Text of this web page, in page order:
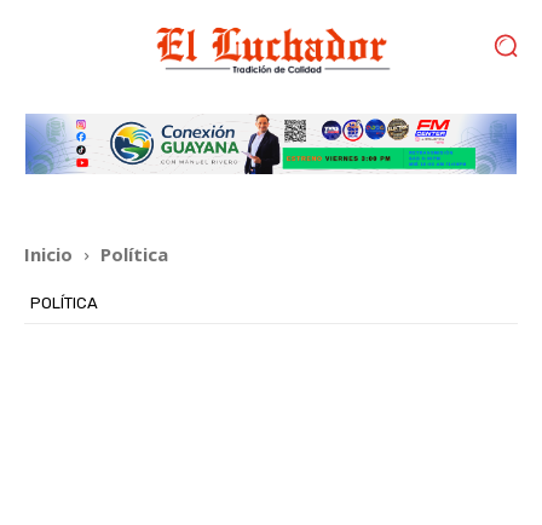
Inicio Política
POLÍTICA